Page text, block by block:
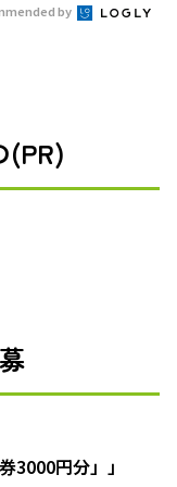
by
(PR)
3000円分」」